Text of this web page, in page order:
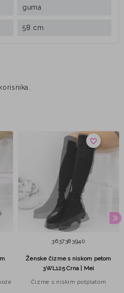
guma
58 cm
favorite_border
363738 3940
Ženske čizme s niskom petom
3WL125 Crna | Mei
Čizme s niskim potplatom